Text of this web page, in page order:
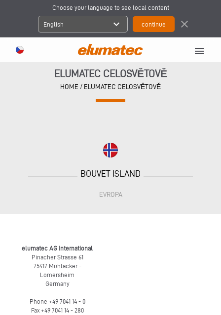
Choose your language to see local content
English expand_more close
menu
ELUMATEC CELOSVĚTOVĚ
HOME / ELUMATEC CELOSVĚTOVĚ
BOUVET ISLAND
EVROPA
elumatec AG International
Pinacher Strasse 61
75417 Mühlacker -
Lomersheim
Germany
Phone +49 7041 14 - 0
Fax +49 7041 14 - 280